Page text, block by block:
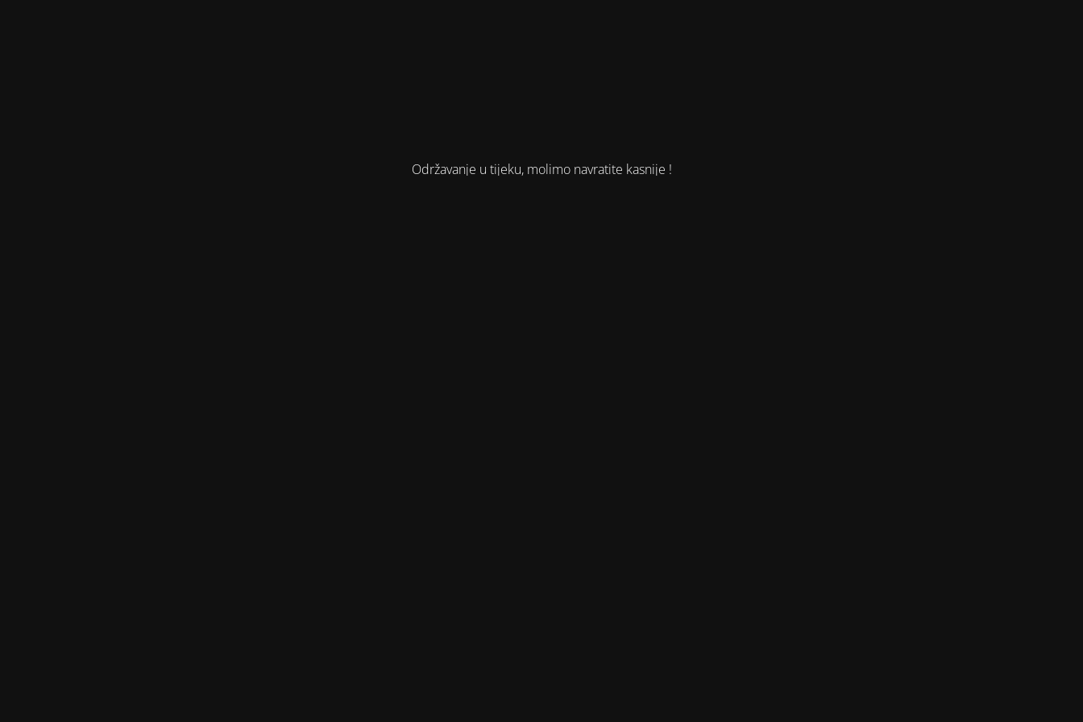
Održavanje u tijeku, molimo navratite kasnije !